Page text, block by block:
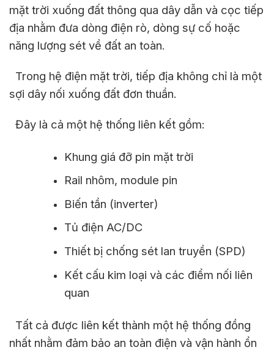
mặt trời xuống đất thông qua dây dẫn và cọc tiếp
địa nhằm đưa dòng điện rò, dòng sự cố hoặc
năng lượng sét về đất an toàn.
Trong hệ điện mặt trời, tiếp địa không chỉ là một
sợi dây nối xuống đất đơn thuần.
Đây là cả một hệ thống liên kết gồm:
Khung giá đỡ pin mặt trời
Rail nhôm, module pin
Biến tần (inverter)
Tủ điện AC/DC
Thiết bị chống sét lan truyền (SPD)
Kết cấu kim loại và các điểm nối liên
quan
Tất cả được liên kết thành một hệ thống đồng
nhất nhằm đảm bảo an toàn điện và vận hành ổn